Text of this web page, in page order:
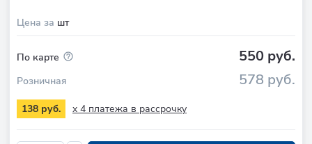
Цена за шт
По карте 550 руб.
Розничная 578 руб.
138 руб. x 4 платежа в рассрочку